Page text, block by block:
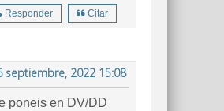
Responder Citar
septiembre, 2022 15:08
poneis en DV/DD